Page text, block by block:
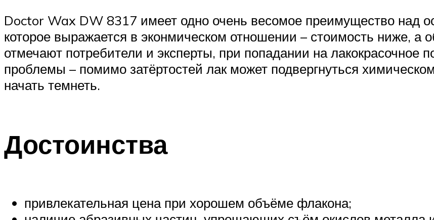
Doctor Wax DW 8317 имеет одно очень весомое преимущество над
которое выражается в эконмическом отношении – стоимость ниже, а
отмечают потребители и эксперты, при попадании на
проблемы – помимо затёртостей лак может подвергнуться
начать темнеть.
Достоинства
привлекательная цена при хорошем объёме флакона;